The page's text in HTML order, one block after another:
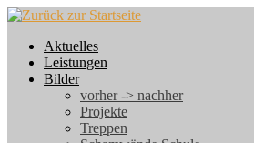
Zum
springenAktuelles
Leistungen
Bilder
vorher -> nachher
Projekte
Treppen